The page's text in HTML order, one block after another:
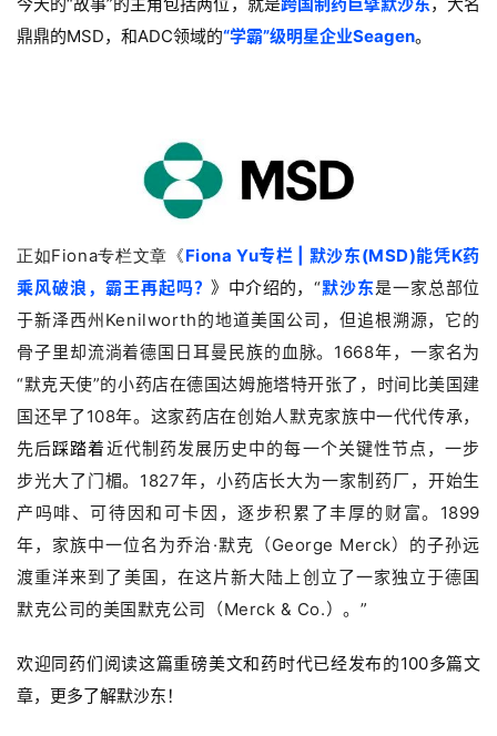
鼎鼎的MSD，和ADC领域的“学霸”级明星企业Seagen。
正如Fiona专栏文章《Fiona Yu专栏 | 默沙东(MSD)能凭K药
乘风破浪，霸王再起吗？ 》中介绍的， “默沙东是一家总部位
于新泽西州Kenilworth的地道美国公司，但追根溯源，它的
骨子里却流淌着德国日耳曼民族的血脉。1668年，一家名为
“默克天使”的小药店在德国达姆施塔特开张了，时间比美国建
国还早了108年。这家药店在创始人默克家族中一代代传承，
先后踩踏着近代制药发展历史中的每一个关键性节点，一步
步光大了门楣。1827年，小药店长大为一家制药厂，开始生
产吗啡、可待因和可卡因，逐步积累了丰厚的财富。1899
年，家族中一位名为乔治·默克（George Merck）的子孙远
渡重洋来到了美国，在这片新大陆上创立了一家独立于德国
默克公司的美国默克公司（Merck & Co.）。”
欢迎同药们阅读这篇重磅美文和药时代已经发布的100多篇文
章，更多了解默沙东！